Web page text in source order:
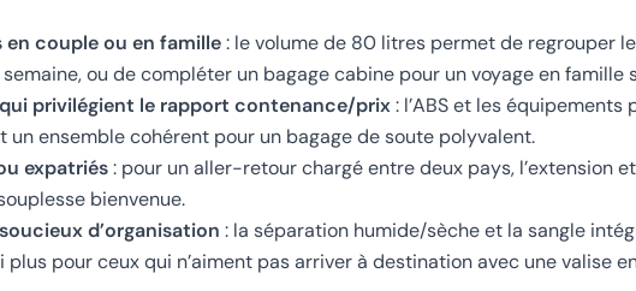
en couple ou en famille: le volume de 80 litres permet de regrouper
semaine, ou de compléter un bagage cabine pour un voyage en famille
qui privilégient le rapport contenance/prix: l’ABS et les
un ensemble cohérent pour un bagage de soute polyvalent.
expatriés: pour un aller-retour chargé entre deux pays, l’extension
bienvenue.
d’organisation : la séparation humide/sèche et la sangle
plus pour ceux qui n’aiment pas arriver à destination avec une valise